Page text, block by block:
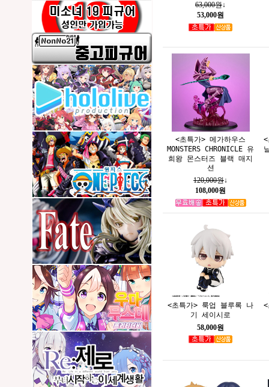
63,000원↓
53,000원
<초특가> 메가하우스
MONSTERS CHRONICLE 유
희왕 몬스터즈 블랙 매지
션
120,000원↓
108,000원
<초특가> 룩업 블루록 나
기 세이시로
58,000원